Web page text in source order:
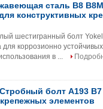
сталь B8
конструктивных
шестигранный болт
коррозионно
в ...
болт A193
элементов